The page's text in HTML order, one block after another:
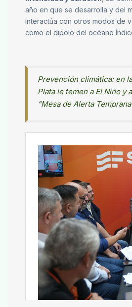
año en que se desarrolla y del
interactúa con otros modos de
como el dipolo del océano
Prevención climática: en
Plata le temen a El Niño y
“Mesa de Alerta